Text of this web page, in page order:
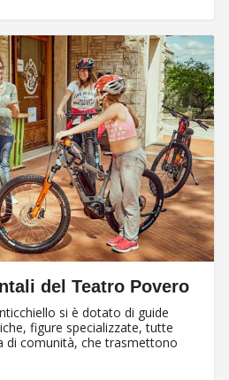
del Teatro Povero
si è dotato di guide
figure specializzate, tutte
di comunità, che trasmettono